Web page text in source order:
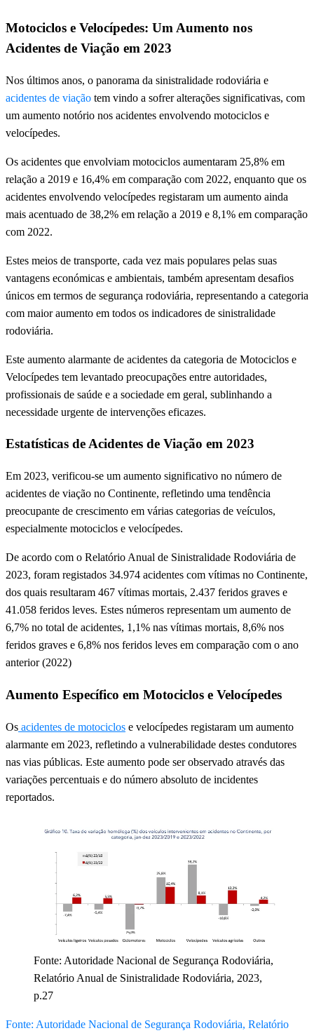
Motociclos e Velocípedes: Um Aumento nos
Acidentes de Viação em 2023
Nos últimos anos, o panorama da sinistralidade rodoviária e
acidentes de viação tem vindo a sofrer alterações significativas, com
um aumento notório nos acidentes envolvendo motociclos e
velocípedes.
Os acidentes que envolviam motociclos aumentaram 25,8% em
relação a 2019 e 16,4% em comparação com 2022, enquanto que os
acidentes envolvendo velocípedes registaram um aumento ainda
mais acentuado de 38,2% em relação a 2019 e 8,1% em comparação
com 2022.
Estes meios de transporte, cada vez mais populares pelas suas
vantagens económicas e ambientais, também apresentam desafios
únicos em termos de segurança rodoviária, representando a categoria
com maior aumento em todos os indicadores de sinistralidade
rodoviária.
Este aumento alarmante de acidentes da categoria de Motociclos e
Velocípedes tem levantado preocupações entre autoridades,
profissionais de saúde e a sociedade em geral, sublinhando a
necessidade urgente de intervenções eficazes.
Estatísticas de Acidentes de Viação em 2023
Em 2023, verificou-se um aumento significativo no número de
acidentes de viação no Continente, refletindo uma tendência
preocupante de crescimento em várias categorias de veículos,
especialmente motociclos e velocípedes.
De acordo com o Relatório Anual de Sinistralidade Rodoviária de
2023, foram registados 34.974 acidentes com vítimas no Continente,
dos quais resultaram 467 vítimas mortais, 2.437 feridos graves e
41.058 feridos leves. Estes números representam um aumento de
6,7% no total de acidentes, 1,1% nas vítimas mortais, 8,6% nos
feridos graves e 6,8% nos feridos leves em comparação com o ano
anterior (2022)
Aumento Específico em Motociclos e Velocípedes
Os acidentes de motociclos e velocípedes registaram um aumento
alarmante em 2023, refletindo a vulnerabilidade destes condutores
nas vias públicas. Este aumento pode ser observado através das
variações percentuais e do número absoluto de incidentes
reportados.
Fonte: Autoridade Nacional de Segurança Rodoviária,
Relatório Anual de Sinistralidade Rodoviária, 2023,
p.27
Fonte: Autoridade Nacional de Segurança Rodoviária, Relatório